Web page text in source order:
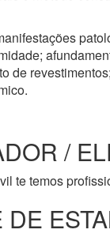
de
/
te temos
DE